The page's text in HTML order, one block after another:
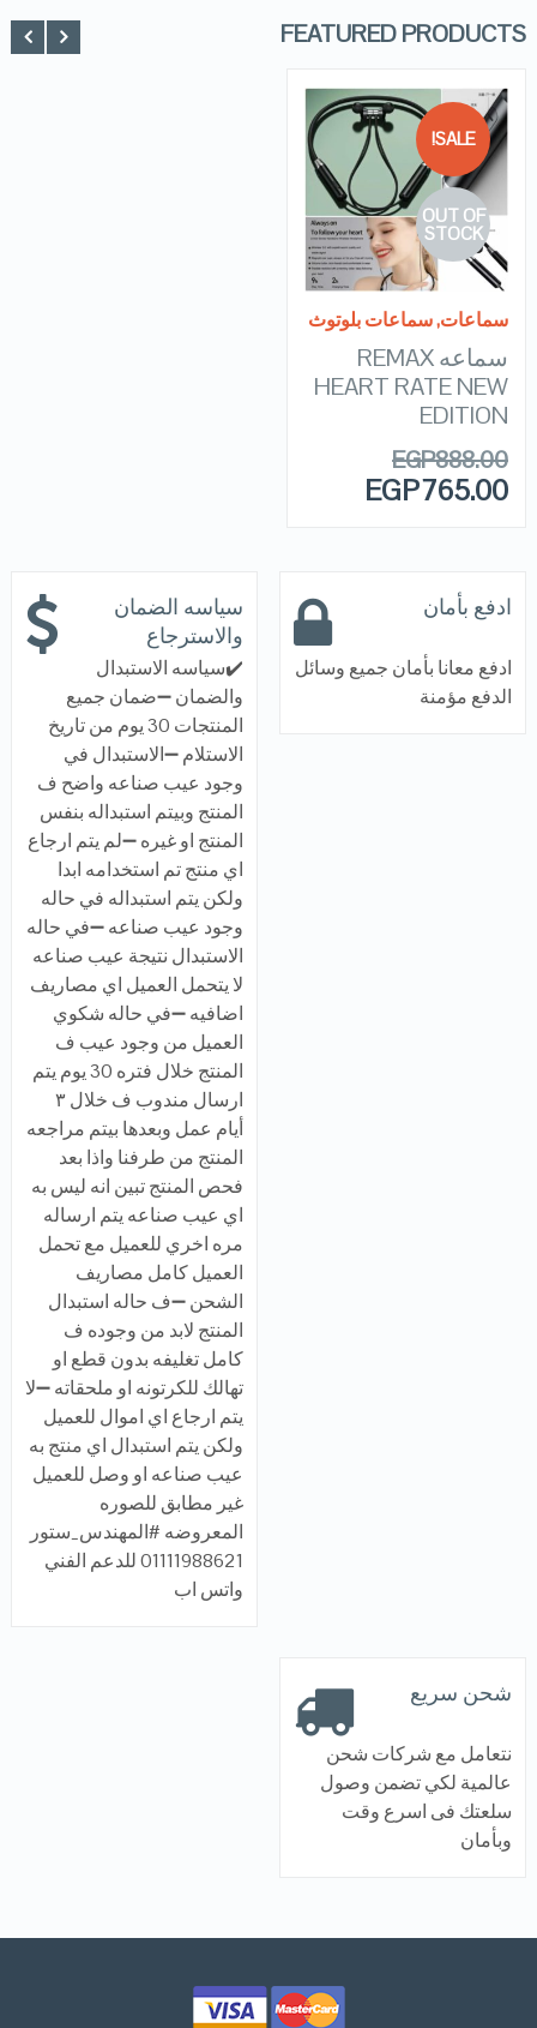
FEATURED PRODUCTS
SALE!
OUT OF
STOCK
QUICK LOOK
VIEW DETAILS
READ MORE
سماعات,سماعات بلوتوث
سماعه REMAX
HEART RATE NEW
EDITION
EGP888.00
EGP765.00
ادفع بأمان
ادفع معانا بأمان جميع وسائل
الدفع مؤمنة
سياسه الضمان
والاسترجاع
✔️سياسه الاستبدال
والضمان ➖ضمان جميع
المنتجات 30 يوم من تاريخ
الاستلام ➖الاستبدال في
وجود عيب صناعه واضح ف
المنتج وبيتم استبداله بنفس
المنتج او غيره ➖لم يتم ارجاع
اي منتج تم استخدامه ابدا
ولكن يتم استبداله في حاله
وجود عيب صناعه ➖في حاله
الاستبدال نتيجة عيب صناعه
لا يتحمل العميل اي مصاريف
اضافيه ➖في حاله شكوي
العميل من وجود عيب ف
المنتج خلال فتره 30 يوم يتم
ارسال مندوب ف خلال ٣
أيام عمل وبعدها بيتم مراجعه
المنتج من طرفنا واذا بعد
فحص المنتج تبين انه ليس به
اي عيب صناعه يتم ارساله
مره اخري للعميل مع تحمل
العميل كامل مصاريف
الشحن ➖ف حاله استبدال
المنتج لابد من وجوده ف
كامل تغليفه بدون قطع او
تهالك للكرتونه او ملحقاته ➖لا
يتم ارجاع اي اموال للعميل
ولكن يتم استبدال اي منتج به
عيب صناعه او وصل للعميل
غير مطابق للصوره
المعروضه #المهندس_ستور
01111988621 للدعم الفني
واتس اب
شحن سريع
نتعامل مع شركات شحن
عالمية لكي تضمن وصول
سلعتك فى اسرع وقت
وبأمان